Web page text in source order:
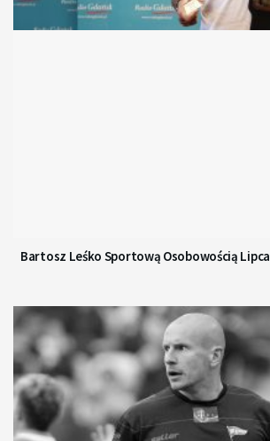
Bartosz Leśko Sportową Osobowością Lipca